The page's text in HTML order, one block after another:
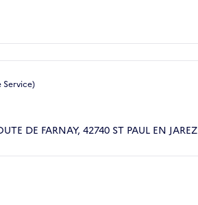
Service)
DE FARNAY, 42740 ST PAUL EN JAREZ